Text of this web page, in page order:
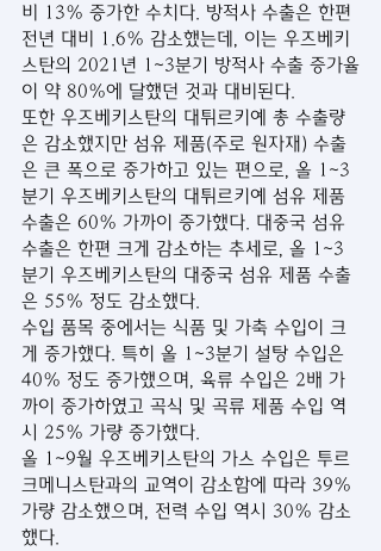
비 13% 증가한 수치다. 방적사 수출은 한편
전년 대비 1.6% 감소했는데, 이는 우즈베키
스탄의 2021년 1~3분기 방적사 수출 증가율
이 약 80%에 달했던 것과 대비된다.
또한 우즈베키스탄의 대튀르키예 총 수출량
은 감소했지만 섬유 제품(주로 원자재) 수출
은 큰 폭으로 증가하고 있는 편으로, 올 1~3
분기 우즈베키스탄의 대튀르키예 섬유 제품
수출은 60% 가까이 증가했다. 대중국 섬유
수출은 한편 크게 감소하는 추세로, 올 1~3
분기 우즈베키스탄의 대중국 섬유 제품 수출
은 55% 정도 감소했다.
수입 품목 중에서는 식품 및 가축 수입이 크
게 증가했다. 특히 올 1~3분기 설탕 수입은
40% 정도 증가했으며, 육류 수입은 2배 가
까이 증가하였고 곡식 및 곡류 제품 수입 역
시 25% 가량 증가했다.
올 1~9월 우즈베키스탄의 가스 수입은 투르
크메니스탄과의 교역이 감소함에 따라 39%
가량 감소했으며, 전력 수입 역시 30% 감소
했다.